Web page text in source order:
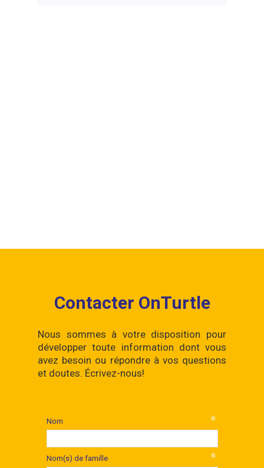
Contacter OnTurtle
Nous sommes à votre disposition pour
développer toute information dont vous
avez besoin ou répondre à vos questions
et doutes. Écrivez-nous!